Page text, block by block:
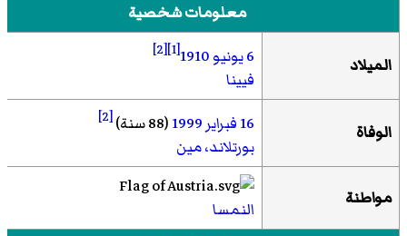
معلومات شخصية
الميلاد 6 يونيو 1910
[1]
[2]
فيينا
الوفاة 16 فبراير 1999(88 سنة) [2]
بورتلاند، مين
مواطنة
النمسا